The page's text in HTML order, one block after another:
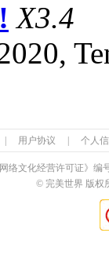
X3.4
用户协议 个人
络文化经营许可证》编
© 完美世界 版权